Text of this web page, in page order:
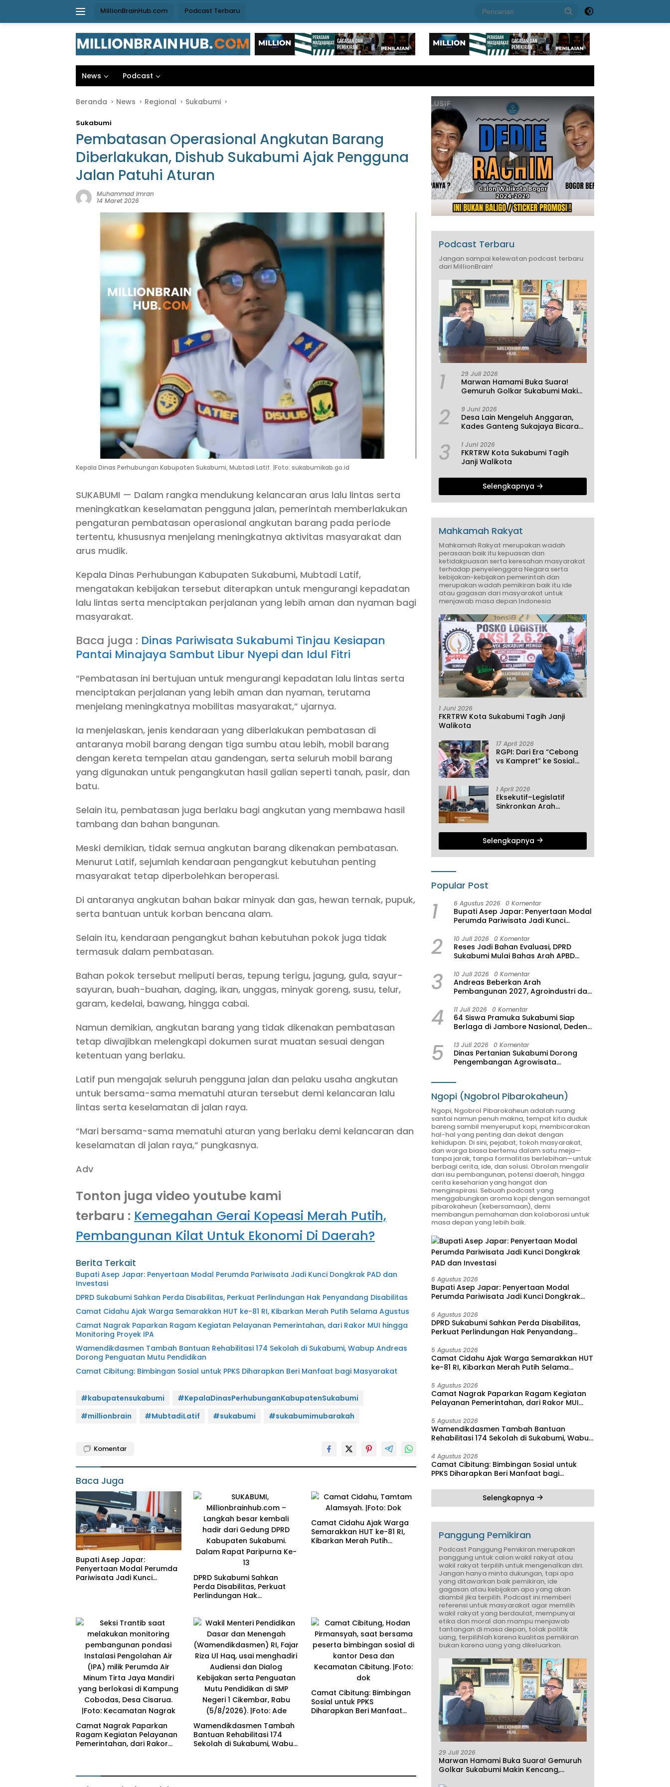
MillionBrainHub.com Podcast Terbaru
News Podcast
Beranda News Regional Sukabumi
Sukabumi
Pembatasan Operasional Angkutan Barang
Diberlakukan, Dishub Sukabumi Ajak Pengguna
Jalan Patuhi Aturan
Muhammad Imran
14 Maret 2026
Kepala Dinas Perhubungan Kabupaten Sukabumi, Mubtadi Latif. |Foto: sukabumikab.go.id
SUKABUMI — Dalam rangka mendukung kelancaran arus lalu lintas serta
meningkatkan keselamatan pengguna jalan, pemerintah memberlakukan
pengaturan pembatasan operasional angkutan barang pada periode
tertentu, khususnya menjelang meningkatnya aktivitas masyarakat dan
arus mudik.
Kepala Dinas Perhubungan Kabupaten Sukabumi, Mubtadi Latif,
mengatakan kebijakan tersebut diterapkan untuk mengurangi kepadatan
lalu lintas serta menciptakan perjalanan yang lebih aman dan nyaman bagi
masyarakat.
Baca juga : Dinas Pariwisata Sukabumi Tinjau Kesiapan
Pantai Minajaya Sambut Libur Nyepi dan Idul Fitri
“Pembatasan ini bertujuan untuk mengurangi kepadatan lalu lintas serta
menciptakan perjalanan yang lebih aman dan nyaman, terutama
menjelang meningkatnya mobilitas masyarakat,” ujarnya.
Ia menjelaskan, jenis kendaraan yang diberlakukan pembatasan di
antaranya mobil barang dengan tiga sumbu atau lebih, mobil barang
dengan kereta tempelan atau gandengan, serta seluruh mobil barang
yang digunakan untuk pengangkutan hasil galian seperti tanah, pasir, dan
batu.
Selain itu, pembatasan juga berlaku bagi angkutan yang membawa hasil
tambang dan bahan bangunan.
Meski demikian, tidak semua angkutan barang dikenakan pembatasan.
Menurut Latif, sejumlah kendaraan pengangkut kebutuhan penting
masyarakat tetap diperbolehkan beroperasi.
Di antaranya angkutan bahan bakar minyak dan gas, hewan ternak, pupuk,
serta bantuan untuk korban bencana alam.
Selain itu, kendaraan pengangkut bahan kebutuhan pokok juga tidak
termasuk dalam pembatasan.
Bahan pokok tersebut meliputi beras, tepung terigu, jagung, gula, sayur-
sayuran, buah-buahan, daging, ikan, unggas, minyak goreng, susu, telur,
garam, kedelai, bawang, hingga cabai.
Namun demikian, angkutan barang yang tidak dikenakan pembatasan
tetap diwajibkan melengkapi dokumen surat muatan sesuai dengan
ketentuan yang berlaku.
Latif pun mengajak seluruh pengguna jalan dan pelaku usaha angkutan
untuk bersama-sama mematuhi aturan tersebut demi kelancaran lalu
lintas serta keselamatan di jalan raya.
“Mari bersama-sama mematuhi aturan yang berlaku demi kelancaran dan
keselamatan di jalan raya,” pungkasnya.
Adv
Tonton juga video youtube kami
terbaru : Kemegahan Gerai Kopeasi Merah Putih,
Pembangunan Kilat Untuk Ekonomi Di Daerah?
Berita Terkait
Bupati Asep Japar: Penyertaan Modal Perumda Pariwisata Jadi Kunci Dongkrak PAD dan
Investasi
DPRD Sukabumi Sahkan Perda Disabilitas, Perkuat Perlindungan Hak Penyandang Disabilitas
Camat Cidahu Ajak Warga Semarakkan HUT ke-81 RI, Kibarkan Merah Putih Selama Agustus
Camat Nagrak Paparkan Ragam Kegiatan Pelayanan Pemerintahan, dari Rakor MUI hingga
Monitoring Proyek IPA
Wamendikdasmen Tambah Bantuan Rehabilitasi 174 Sekolah di Sukabumi, Wabup Andreas
Dorong Penguatan Mutu Pendidikan
Camat Cibitung: Bimbingan Sosial untuk PPKS Diharapkan Beri Manfaat bagi Masyarakat
#kabupatensukabumi
#KepalaDinasPerhubunganKabupatenSukabumi
#millionbrain
#MubtadiLatif #sukabumi #sukabumimubarakah
Komentar
Baca Juga
Bupati Asep Japar:
Penyertaan Modal Perumda
Pariwisata Jadi Kunci
DPRD Sukabumi Sahkan
Perda Disabilitas, Perkuat
Perlindungan Hak
Camat Cidahu Ajak Warga
Semarakkan HUT ke-81 RI,
Kibarkan Merah Putih
Camat Nagrak Paparkan
Ragam Kegiatan Pelayanan
Pemerintahan, dari Rakor
Wamendikdasmen Tambah
Bantuan Rehabilitasi 174
Sekolah di Sukabumi, Wabup
Camat Cibitung: Bimbingan
Sosial untuk PPKS
Diharapkan Beri Manfaat
Podcast Terbaru
Jangan sampai kelewatan podcast terbaru
dari MillionBrain!
1 29 Juli 2026
Marwan Hamami Buka Suara!
Gemuruh Golkar Sukabumi Makin
Demokrasi yang Sedang Dikunci?
2 9 Juni 2026
Desa Lain Mengeluh Anggaran,
Kades Ganteng Sukajaya Bicara
3 1 Juni 2026
FKRTRW Kota Sukabumi Tagih
Janji Walikota
Selengkapnya
Mahkamah Rakyat
Mahkamah Rakyat merupakan wadah
perasaan baik itu kepuasan dan
ketidakpuasan serta keresahan masyarakat
terhadap penyelenggara Negara serta
kebijakan-kebijakan pemerintah dan
merupakan wadah pemikiran baik itu ide
atau gagasan dari masyarakat untuk
menjawab masa depan Indonesia
1 Juni 2026
FKRTRW Kota Sukabumi Tagih Janji
Walikota
17 April 2026
RGPI: Dari Era “Cebong
vs Kampret” ke Sosial
1 April 2026
Eksekutif–Legislatif
Sinkronkan Arah
Dibahas di Paripurna ke-
2 DPRD Sukabumi
Selengkapnya
Popular Post
1 6 Agustus 2026 0 Komentar
Bupati Asep Japar: Penyertaan Modal
Perumda Pariwisata Jadi Kunci
2 10 Juli 2026 0 Komentar
Reses Jadi Bahan Evaluasi, DPRD
Sukabumi Mulai Bahas Arah APBD
3 10 Juli 2026 0 Komentar
Andreas Beberkan Arah
Pembangunan 2027, Agroindustri dan
Ekonomi
4 11 Juli 2026 0 Komentar
64 Siswa Pramuka Sukabumi Siap
Berlaga di Jambore Nasional, Deden
Hasil Seleksi
5 13 Juli 2026 0 Komentar
Dinas Pertanian Sukabumi Dorong
Pengembangan Agrowisata
Resmi Jadi Destinasi Wisata Baru
Ngopi (Ngobrol Pibarokaheun)
Ngopi, Ngobrol Pibarokaheun adalah ruang
santai namun penuh makna, tempat kita duduk
bareng sambil menyeruput kopi, membicarakan
hal-hal yang penting dan dekat dengan
kehidupan. Di sini, pejabat, tokoh masyarakat,
dan warga biasa bertemu dalam satu meja—
tanpa jarak, tanpa formalitas berlebihan—untuk
berbagi cerita, ide, dan solusi. Obrolan mengalir
dari isu pembangunan, potensi daerah, hingga
cerita keseharian yang hangat dan
menginspirasi. Sebuah podcast yang
menggabungkan aroma kopi dengan semangat
pibarokaheun (kebersamaan), demi
membangun pemahaman dan kolaborasi untuk
masa depan yang lebih baik.
6 Agustus 2026
Bupati Asep Japar: Penyertaan Modal
Perumda Pariwisata Jadi Kunci Dongkrak
6 Agustus 2026
DPRD Sukabumi Sahkan Perda Disabilitas,
Perkuat Perlindungan Hak Penyandang
5 Agustus 2026
Camat Cidahu Ajak Warga Semarakkan HUT
ke-81 RI, Kibarkan Merah Putih Selama
5 Agustus 2026
Camat Nagrak Paparkan Ragam Kegiatan
Pelayanan Pemerintahan, dari Rakor MUI
5 Agustus 2026
Wamendikdasmen Tambah Bantuan
Rehabilitasi 174 Sekolah di Sukabumi, Wabup
Pendidikan
4 Agustus 2026
Camat Cibitung: Bimbingan Sosial untuk
PPKS Diharapkan Beri Manfaat bagi
Selengkapnya
Panggung Pemikiran
Podcast Panggung Pemikiran merupakan
panggung untuk calon wakil rakyat atau
wakil rakyat terpilih untuk mengenalkan diri.
Jangan hanya minta dukungan, tapi apa
yang ditawarkan baik pemikiran, ide
gagasan atau kebijakan apa yang akan
diambil jika terpilih. Podcast ini memberi
referensi untuk masyarakat agar memilih
wakil rakyat yang berdaulat, mempunyai
etika dan moral dan mampu menjawab
tantangan di masa depan, tolak politik
uang, terpilihlah karena kualitas pemikiran
bukan karena uang yang dikeluarkan.
29 Juli 2026
Marwan Hamami Buka Suara! Gemuruh
Golkar Sukabumi Makin Kencang,